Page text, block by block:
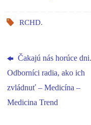
RCHD.
Čakajú nás horúce dni.
Odborníci radia, ako ich
zvládnuť – Medicína –
Medicina Trend